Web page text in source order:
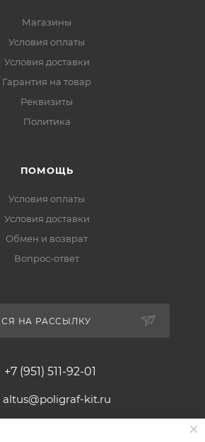
Магазины
Условия оплаты
Условия доставки
Гарантия на товар
Реквизиты
Политика
ПОМОЩЬ
Условия оплаты
Условия доставки
Обмен и возврат
Вопрос-ответ
НА РАССЫЛКУ
+7 (951) 511-92-01
altus@poligraf-kit.ru